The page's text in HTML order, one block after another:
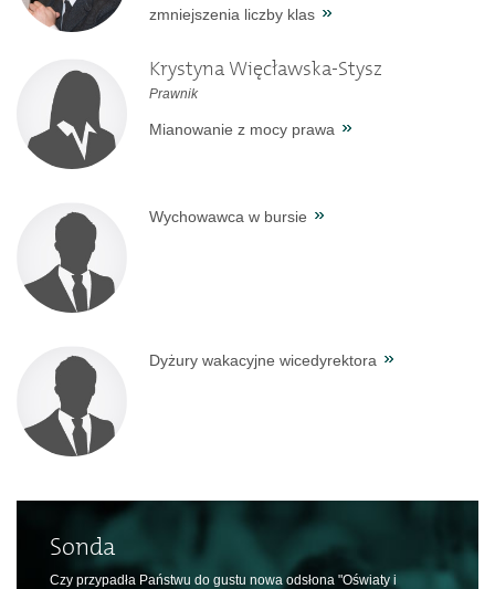
zmniejszenia liczby klas
Krystyna Więcławska-Stysz
Prawnik
Mianowanie z mocy prawa
Wychowawca w bursie
Dyżury wakacyjne wicedyrektora
Sonda
Czy przypadła Państwu do gustu nowa odsłona "Oświaty i